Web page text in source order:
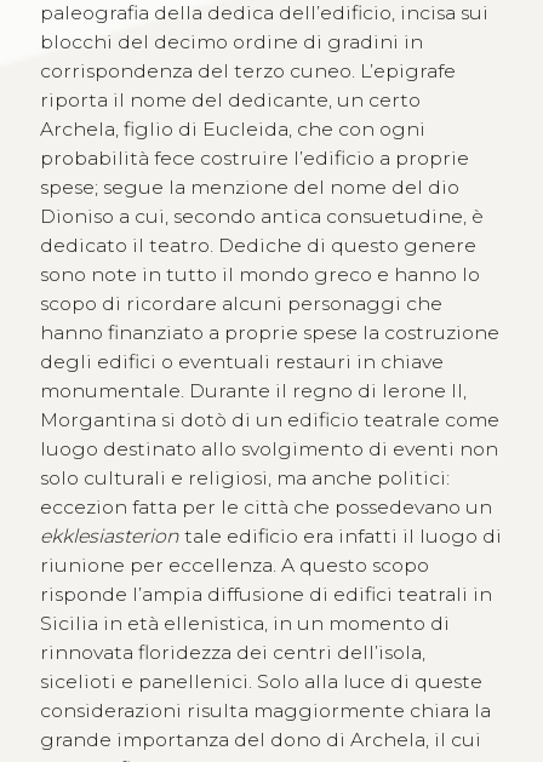
paleografia della dedica dell’edificio, incisa sui
blocchi del decimo ordine di gradini in
corrispondenza del terzo cuneo. L’epigrafe
riporta il nome del dedicante, un certo
Archela, figlio di Eucleida, che con ogni
probabilità fece costruire l’edificio a proprie
spese; segue la menzione del nome del dio
Dioniso a cui, secondo antica consuetudine, è
dedicato il teatro. Dediche di questo genere
sono note in tutto il mondo greco e hanno lo
scopo di ricordare alcuni personaggi che
hanno finanziato a proprie spese la costruzione
degli edifici o eventuali restauri in chiave
monumentale. Durante il regno di Ierone II,
Morgantina si dotò di un edificio teatrale come
luogo destinato allo svolgimento di eventi non
solo culturali e religiosi, ma anche politici:
eccezion fatta per le città che possedevano un
ekklesiasteriontale edificio era infatti il luogo di
riunione per eccellenza. A questo scopo
risponde l’ampia diffusione di edifici teatrali in
Sicilia in età ellenistica, in un momento di
rinnovata floridezza dei centri dell’isola,
sicelioti e panellenici. Solo alla luce di queste
considerazioni risulta maggiormente chiara la
grande importanza del dono di Archela, il cui